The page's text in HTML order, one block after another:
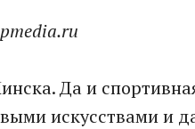
Да и
искусствами и